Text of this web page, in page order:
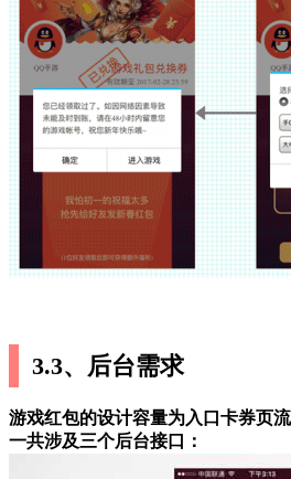
3.3、后台需求
游戏红包的设计容量为入口卡券页
一共涉及三个后台接口：